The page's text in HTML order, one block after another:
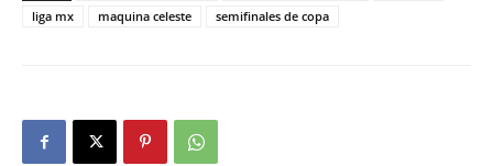
liga mx
maquina celeste semifinales de copa